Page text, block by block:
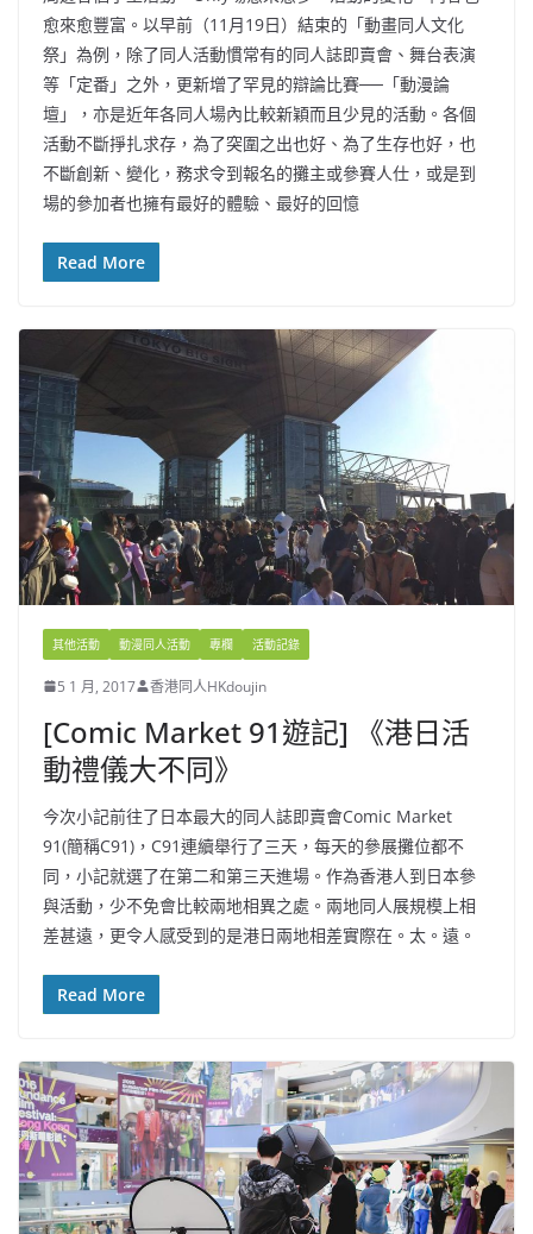
愈來愈豐富。以早前（11月19日）結束的「動畫同人文化
祭」為例，除了同人活動慣常有的同人誌即賣會、舞台表演
等「定番」之外，更新增了罕見的辯論比賽──「動漫論
壇」，亦是近年各同人場內比較新穎而且少見的活動。各個
活動不斷掙扎求存，為了突圍之出也好、為了生存也好，也
不斷創新、變化，務求令到報名的攤主或參賽人仕，或是到
場的參加者也擁有最好的體驗、最好的回憶
Read More
其他活動 動漫同人活動 專欄 活動記錄
5 1 月, 2017 香港同人HKdoujin
[Comic Market 91遊記] 《港日活
動禮儀大不同》
今次小記前往了日本最大的同人誌即賣會Comic Market
91(簡稱C91)，C91連續舉行了三天，每天的參展攤位都不
同，小記就選了在第二和第三天進場。作為香港人到日本參
與活動，少不免會比較兩地相異之處。兩地同人展規模上相
差甚遠，更令人感受到的是港日兩地相差實際在。太。遠。
Read More